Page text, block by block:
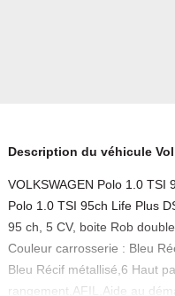
Description du véhicule
VOLKSWAGEN Polo 1.0 TSI
Polo 1.0 TSI 95ch Life Plus
95 ch, 5 CV, boite Rob
Couleur carrosserie : Bleu
Bleu Récif métallisé,6 Haut
rangement,AFIL,Aide au